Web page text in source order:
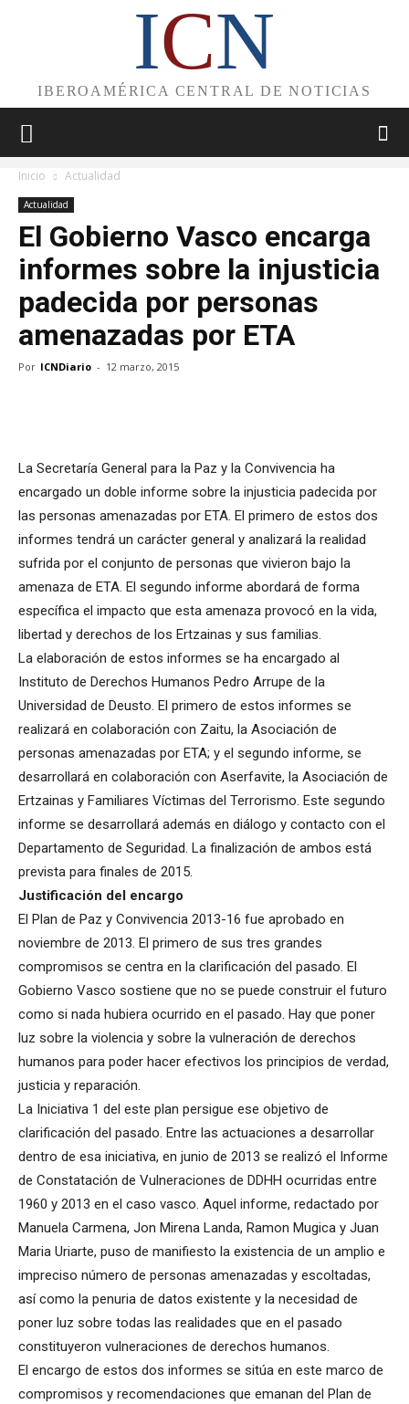
ICN
IBEROAMÉRICA CENTRAL DE NOTICIAS
Inicio Actualidad
Actualidad
El Gobierno Vasco encarga
informes sobre la injusticia
padecida por personas
amenazadas por ETA
Por ICNDiario - 12 marzo, 2015
La Secretaría General para la Paz y la Convivencia ha
encargado un doble informe sobre la injusticia padecida por
las personas amenazadas por ETA. El primero de estos dos
informes tendrá un carácter general y analizará la realidad
sufrida por el conjunto de personas que vivieron bajo la
amenaza de ETA. El segundo informe abordará de forma
específica el impacto que esta amenaza provocó en la vida,
libertad y derechos de los Ertzainas y sus familias.
La elaboración de estos informes se ha encargado al
Instituto de Derechos Humanos Pedro Arrupe de la
Universidad de Deusto. El primero de estos informes se
realizará en colaboración con Zaitu, la Asociación de
personas amenazadas por ETA; y el segundo informe, se
desarrollará en colaboración con Aserfavite, la Asociación de
Ertzainas y Familiares Víctimas del Terrorismo. Este segundo
informe se desarrollará además en diálogo y contacto con el
Departamento de Seguridad. La finalización de ambos está
prevista para finales de 2015.
Justificación del encargo
El Plan de Paz y Convivencia 2013-16 fue aprobado en
noviembre de 2013. El primero de sus tres grandes
compromisos se centra en la clarificación del pasado. El
Gobierno Vasco sostiene que no se puede construir el futuro
como si nada hubiera ocurrido en el pasado. Hay que poner
luz sobre la violencia y sobre la vulneración de derechos
humanos para poder hacer efectivos los principios de verdad,
justicia y reparación.
La Iniciativa 1 del este plan persigue ese objetivo de
clarificación del pasado. Entre las actuaciones a desarrollar
dentro de esa iniciativa, en junio de 2013 se realizó el Informe
de Constatación de Vulneraciones de DDHH ocurridas entre
1960 y 2013 en el caso vasco. Aquel informe, redactado por
Manuela Carmena, Jon Mirena Landa, Ramon Mugica y Juan
Maria Uriarte, puso de manifiesto la existencia de un amplio e
impreciso número de personas amenazadas y escoltadas,
así como la penuria de datos existente y la necesidad de
poner luz sobre todas las realidades que en el pasado
constituyeron vulneraciones de derechos humanos.
El encargo de estos dos informes se sitúa en este marco de
compromisos y recomendaciones que emanan del Plan de